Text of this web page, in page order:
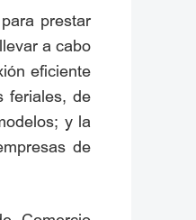
prestar
a cabo
eficiente
feriales, de
y la
de